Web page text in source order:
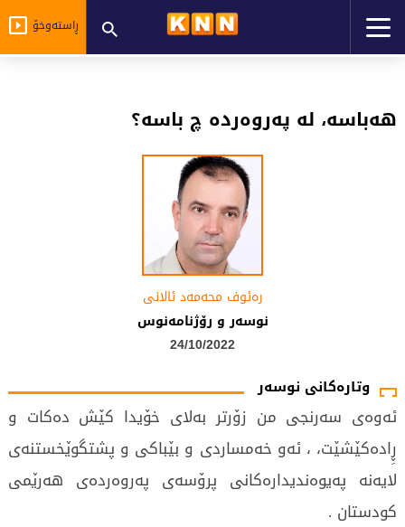
ڕاستەوخۆ
هه‌باسه‌، له‌ په‌روه‌رده‌ چ باسه‌؟
رەئوف محەمەد ئالانی
نوسەر و رۆژنامەنوس
24/10/2022
وتارەکانی نوسەر
ئه‌وه‌ی‌ سه‌رنجی‌ من زۆرتر به‌لای‌ خۆیدا كێش ده‌كات و
ڕِاده‌كێشێت، ، ئه‌و خه‌مساردی‌ و بێباكی‌ و پشتگوێخستنه‌ی‌
لایه‌نه‌ په‌یوه‌ندیداره‌كانی‌ پرۆسه‌ی‌ په‌روه‌رده‌ی‌ هه‌رێمی‌
كودستان .